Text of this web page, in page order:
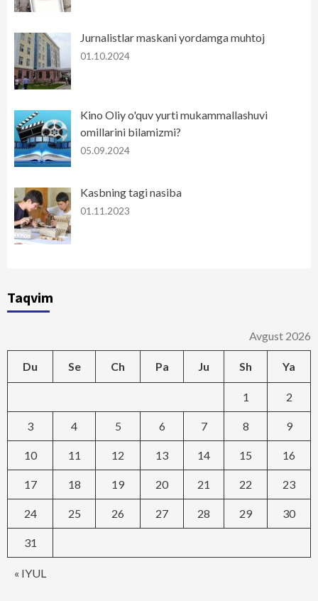
Jurnalistlar maskani yordamga muhtoj
01.10.2024
Kino Oliy o'quv yurti mukammallashuvi
omillarini bilamizmi?
05.09.2024
Kasbning tagi nasiba
01.11.2023
Taqvim
Avgust 2026
Du Se Ch Pa Ju Sh Ya
« IYUL
1 2
3 4 5 6 7 8 9
10 11 12 13 14 15 16
17 18 19 20 21 22 23
24 25 26 27 28 29 30
31